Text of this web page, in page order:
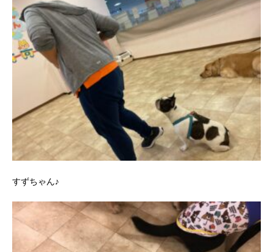
すずちゃん♪